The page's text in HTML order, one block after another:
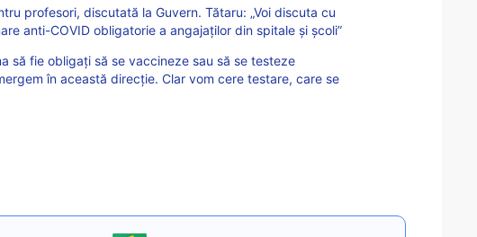
profesori, discutată la Guvern. Tătaru: „Voi discuta cu
anti-COVID obligatorie a angajaților din spitale și școli”
să fie obligați să se vaccineze sau să se testeze
în această direcție. Clar vom cere testare, care se